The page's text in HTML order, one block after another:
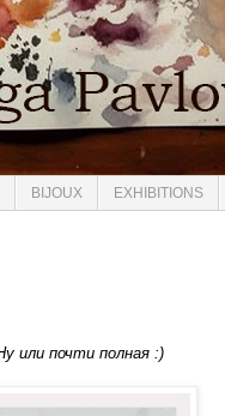
BIJOUX EXHIBITIONS
или почти полная :)